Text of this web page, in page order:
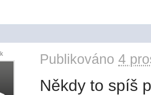
Publikováno 4
Někdy to spíš